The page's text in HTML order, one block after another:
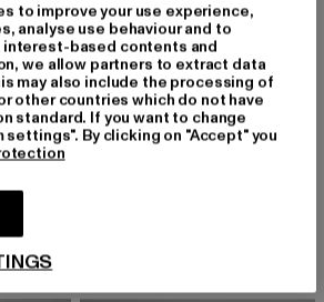
to improve your use experience,
analyse use behaviour and to
interest-based contents and
we allow partners to extract data
may also include the processing of
other countries which do not have
standard. If you want to change
settings". By clicking on "Accept" you